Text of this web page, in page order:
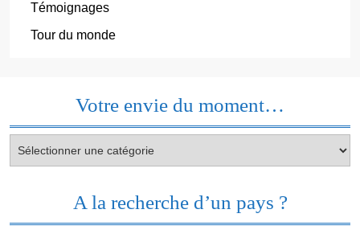
Témoignages
Tour du monde
Votre envie du moment…
envie
A la recherche d’un pays ?